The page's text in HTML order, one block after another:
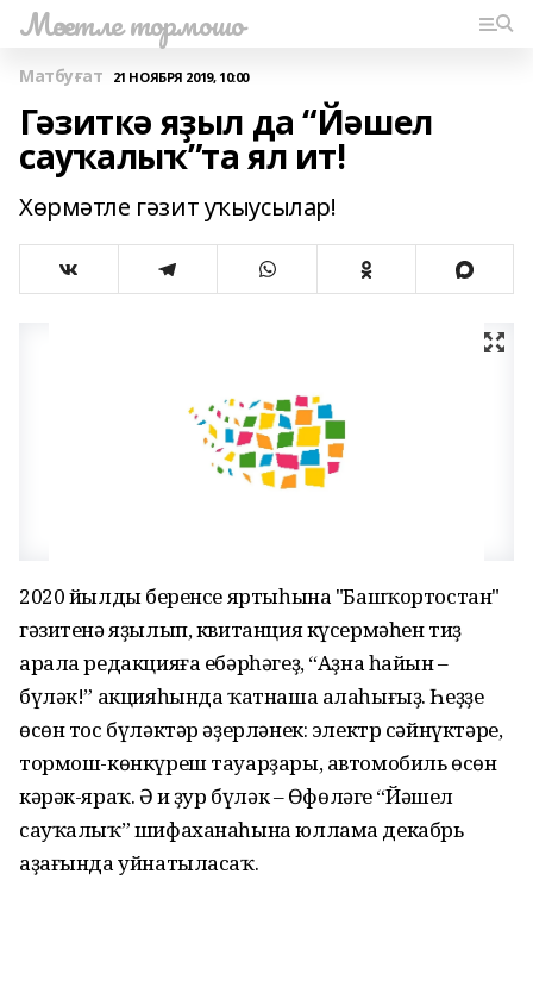
Мәсетле тормошо
Матбуғат 21 НОЯБРЯ 2019, 10:00
Гәзиткә яҙыл да “Йәшел
сауҡалыҡ”та ял ит!
Хөрмәтле гәзит уҡыусылар!
2020 йылдың беренсе яртыһына "Башҡортостан"
гәзитенә яҙылып, квитанция күсермәһен тиҙ
арала редакцияға ебәрһәгеҙ, “Аҙна һайын –
бүләк!” акцияһында ҡатнаша алаһығыҙ. Һеҙҙең
өсөн тос бүләктәр әҙерләнек: электр сәйнүктәре,
тормош-көнкүреш тауарҙары, автомобиль өсөн
кәрәк-яраҡ. Ә иң ҙур бүләк – Өфөләге “Йәшел
сауҡалыҡ” шифаханаһына юллама декабрь
аҙағында уйнатыласаҡ.